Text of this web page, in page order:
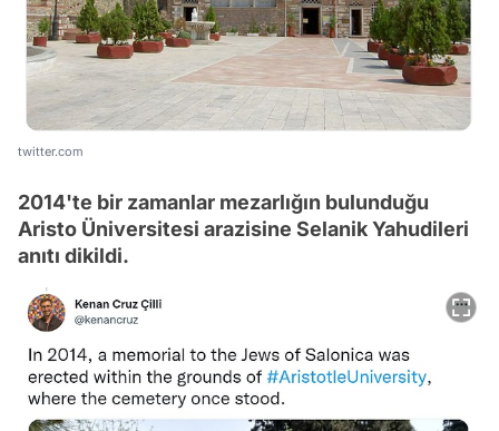
twitter.com
2014'te bir zamanlar mezarlığın bulunduğu
Aristo Üniversitesi arazisine Selanik Yahudileri
anıtı dikildi.